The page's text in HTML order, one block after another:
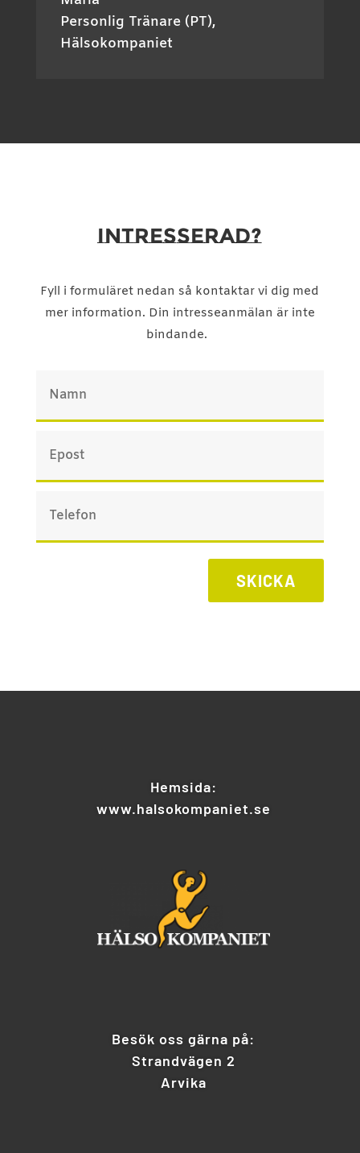
Personlig Tränare (PT),
Hälsokompaniet
INTRESSERAD?
Fyll i formuläret nedan så kontaktar vi dig med
mer information. Din intresseanmälan är inte
bindande.
SKICKA
Hemsida:
www.halsokompaniet.se
Besök oss gärna på:
Strandvägen 2
Arvika